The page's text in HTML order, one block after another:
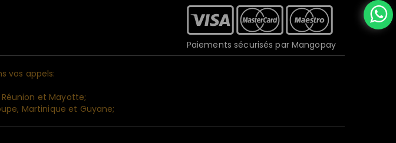
Paiements sécurisés par Mangopay
vos appels:
et Mayotte;
Martinique et Guyane;